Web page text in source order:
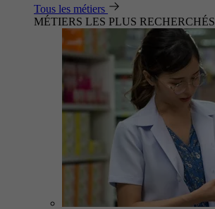
Tous les métiers
MÉTIERS LES PLUS RECHERCHÉS